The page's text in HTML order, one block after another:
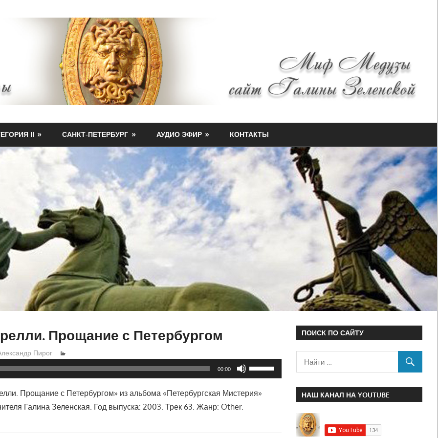
II САНКТ-ПЕТЕРБУРГ АУДИО ЭФИР КОНТАКТЫ
Прощание с Петербургом
Пирог
00:00
Используйте
клавиши
вверх/
увеличить
Прощание с Петербургом» из альбома «Петербургская Мистерия»
Галина Зеленская. Год выпуска: 2003. Трек 63. Жанр: Other.
ПОИСК ПО САЙТУ
НАШ КАНАЛ НА YOUTUBE